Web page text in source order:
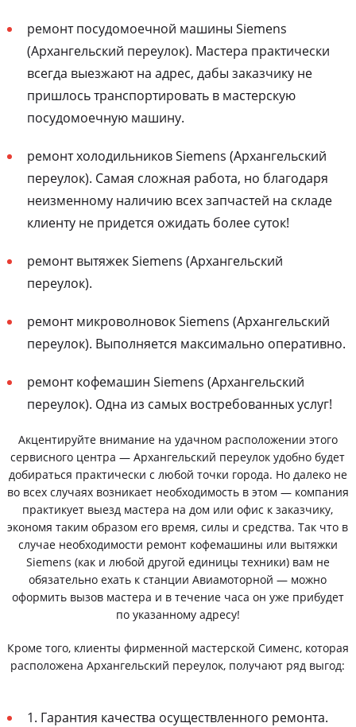
ремонт посудомоечной машины Siemens
(Архангельский переулок). Мастера практически
всегда выезжают на адрес, дабы заказчику не
пришлось транспортировать в мастерскую
посудомоечную машину.
ремонт холодильников Siemens (Архангельский
переулок). Самая сложная работа, но благодаря
неизменному наличию всех запчастей на складе
клиенту не придется ожидать более суток!
ремонт вытяжек Siemens (Архангельский
переулок).
ремонт микроволновок Siemens (Архангельский
переулок). Выполняется максимально оперативно.
ремонт кофемашин Siemens (Архангельский
переулок). Одна из самых востребованных услуг!
Акцентируйте внимание на удачном расположении этого
сервисного центра — Архангельский переулок удобно будет
добираться практически с любой точки города. Но далеко не
во всех случаях возникает необходимость в этом — компания
практикует выезд мастера на дом или офис к заказчику,
экономя таким образом его время, силы и средства. Так что в
случае необходимости ремонт кофемашины или вытяжки
Siemens (как и любой другой единицы техники) вам не
обязательно ехать к станции Авиамоторной — можно
оформить вызов мастера и в течение часа он уже прибудет
по указанному адресу!
Кроме того, клиенты фирменной мастерской Сименс, которая
расположена Архангельский переулок, получают ряд выгод:
1. Гарантия качества осуществленного ремонта.